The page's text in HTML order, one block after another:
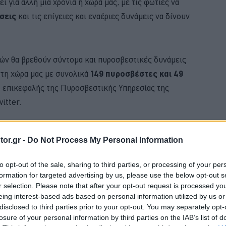
- Do Not Process My Personal Information
opt-out of the sale, sharing to third parties, or processing of your
for targeted advertising by us, please use the below opt-out
selection. Please note that after your opt-out request is processed
interest-based ads based on personal information utilized by us
to third parties prior to your opt-out. You may separately
of your personal information by third parties on the IAB’s list of
και τις επίγειες και εναέριες δυνάμεις να δίνουν
θα βρεθούν σύντομα και πυροσβεστικές δυνάμεις
χώρα μας με συνολικά 149 πυροσβέστες και 49
της Πυροσβεστικής Υπηρεσίας της
BUY NOW
PUMA ΑΠΟ 21.528 ΕΥΡΩ
ΝΕΑ MERCEDES GLB
4 ΕΠΙΣΤΡΕΦΕΙ -ΠΟΣΟ ΚΟΣΤΙΖΕΙ